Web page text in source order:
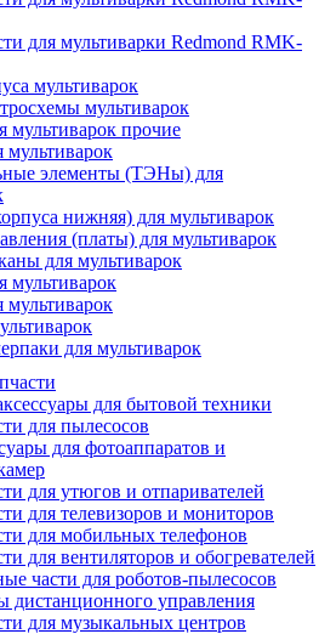
для мультиварки Redmond RMK-
мультиварок
мультиварок
мультиварок прочие
мультиварок
элементы (ТЭНы) для
нижняя) для мультиварок
(платы) для мультиварок
для мультиварок
мультиварок
для мультиварок
для бытовой техники
для пылесосов
для фотоаппаратов и
для утюгов и отпаривателей
для телевизоров и мониторов
для мобильных телефонов
для вентиляторов и обогревателей
части для роботов-пылесосов
дистанционного управления
для музыкальных центров